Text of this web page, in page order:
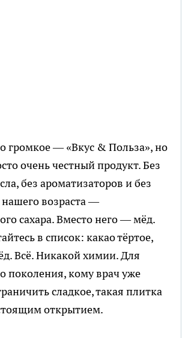
громкое — «Вкус & Польза», но
очень честный продукт. Без
без ароматизаторов и без
нашего возраста —
сахара. Вместо него — мёд.
в список: какао тёртое,
Всё. Никакой химии. Для
поколения, кому врач уже
сладкое, такая плитка
открытием.